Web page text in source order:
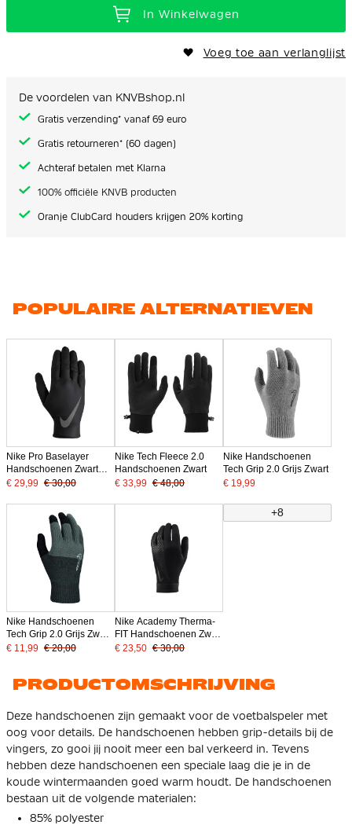
In Winkelwagen
Voeg toe aan verlanglijst
De voordelen van KNVBshop.nl
Gratis verzending* vanaf 69 euro
Gratis retourneren* (60 dagen)
Achteraf betalen met Klarna
100% officiële KNVB producten
Oranje ClubCard houders krijgen 20% korting
POPULAIRE ALTERNATIEVEN
Nike Pro Baselayer
Handschoenen Zwart
Grijs
€ 29,99 € 30,00
Nike Tech Fleece 2.0
Handschoenen Zwart
€ 33,99 € 48,00
Nike Handschoenen
Tech Grip 2.0 Grijs Zwart
€ 19,99
Nike Handschoenen
Tech Grip 2.0 Grijs Zwart
Wit
€ 11,99 € 20,00
Nike Academy Therma-
FIT Handschoenen Zwart
Grijs
€ 23,50 € 30,00
+8
PRODUCTOMSCHRIJVING
Deze handschoenen zijn gemaakt voor de voetbalspeler met
oog voor details. De handschoenen hebben grip-details bij de
vingers, zo gooi jij nooit meer een bal verkeerd in. Tevens
hebben deze handschoenen een speciale laag die je in de
koude wintermaanden goed warm houdt. De handschoenen
bestaan uit de volgende materialen:
85% polyester